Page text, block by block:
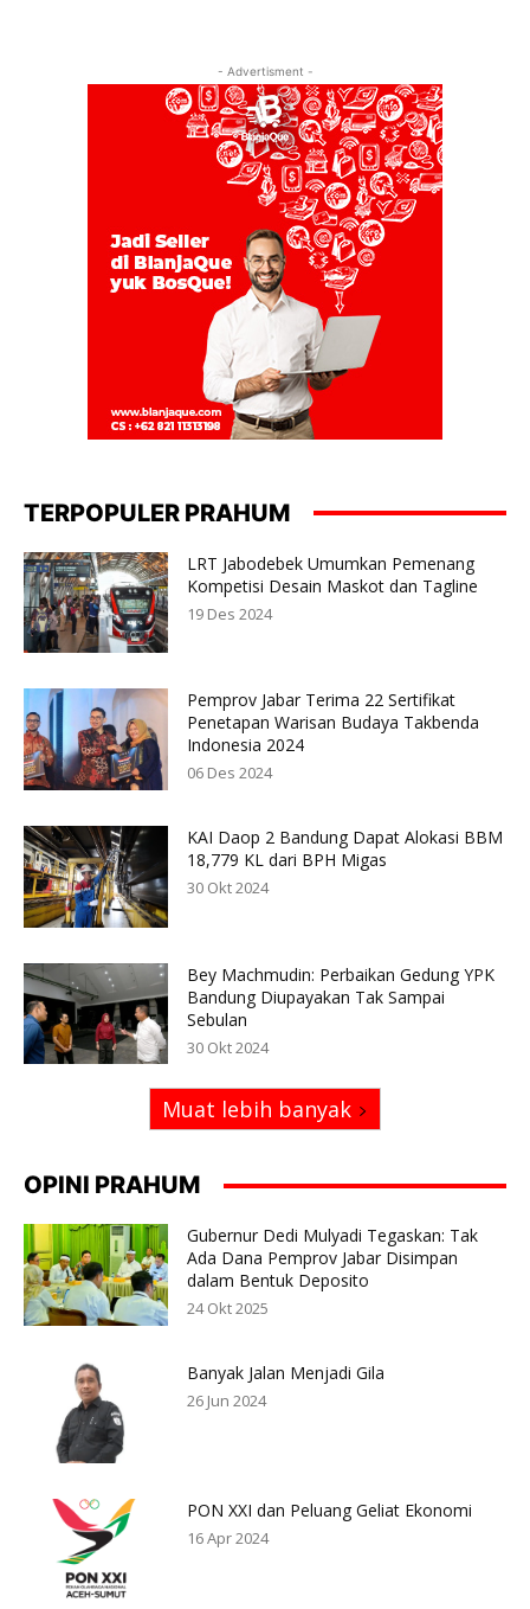
- Advertisment -
TERPOPULER PRAHUM
LRT Jabodebek Umumkan Pemenang
Kompetisi Desain Maskot dan Tagline
19 Des 2024
Pemprov Jabar Terima 22 Sertifikat
Penetapan Warisan Budaya Takbenda
Indonesia 2024
06 Des 2024
KAI Daop 2 Bandung Dapat Alokasi BBM
18,779 KL dari BPH Migas
30 Okt 2024
Bey Machmudin: Perbaikan Gedung YPK
Bandung Diupayakan Tak Sampai
Sebulan
30 Okt 2024
Muat lebih banyak
OPINI PRAHUM
Gubernur Dedi Mulyadi Tegaskan: Tak
Ada Dana Pemprov Jabar Disimpan
dalam Bentuk Deposito
24 Okt 2025
Banyak Jalan Menjadi Gila
26 Jun 2024
PON XXI dan Peluang Geliat Ekonomi
16 Apr 2024